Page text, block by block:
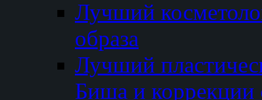
Лучший
образа
Лучший
Биша и коррекции